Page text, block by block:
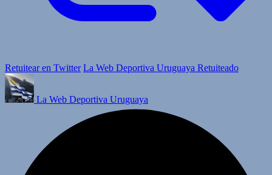
Retuitear en Twitter La Web Deportiva Uruguaya Retuiteado
La Web Deportiva Uruguaya